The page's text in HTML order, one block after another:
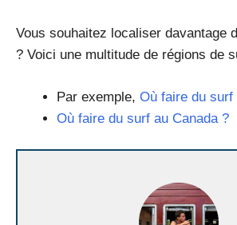
Vous souhaitez localiser davantage
? Voici une multitude de régions de
Par exemple, Où faire du surf
Où faire du surf au Canada ?